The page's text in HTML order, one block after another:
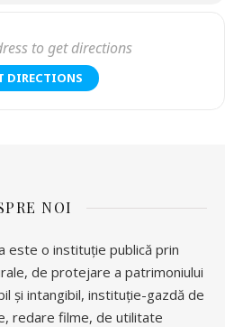
o comunitate cu rădăcini adânci și
cu inimă largă!
DIRECTIONS
NOI
este o instituție publică prin
de protejare a patrimoniului
și intangibil, instituție-gazdă de
redare filme, de utilitate